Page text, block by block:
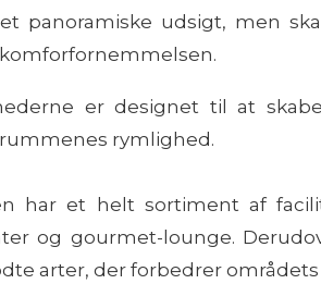
panoramiske udsigt, men
er designet til at
rymlighed.
har et helt sortiment af
og gourmet-lounge.
arter, der forbedrer